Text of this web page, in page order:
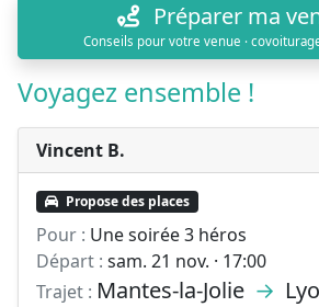
Préparer ma
Conseils pour votre venue ·
Voyagez ensemble !
Vincent B.
Propose des places
Pour : Une soirée 3 héros
Départ : sam. 21 nov. · 17:00
Trajet : Mantes-la-Jolie →